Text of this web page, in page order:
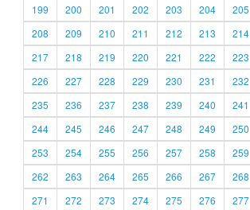
199
200 201 202 203 204 205
208
209 210 211 212 213 214
217
218 219 220 221 222 223
226
227 228 229 230 231 232
235
236 237 238 239 240 241
244
245 246 247 248 249 250
253
254 255 256 257 258 259
262
263 264 265 266 267 268
271
272 273 274 275 276 277